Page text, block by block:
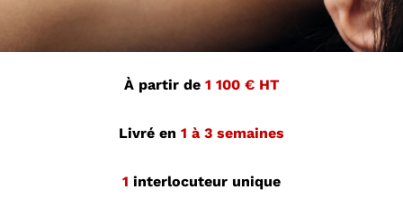
À partir de 1 100 € HT
Livré en 1 à 3 semaines
1 interlocuteur unique